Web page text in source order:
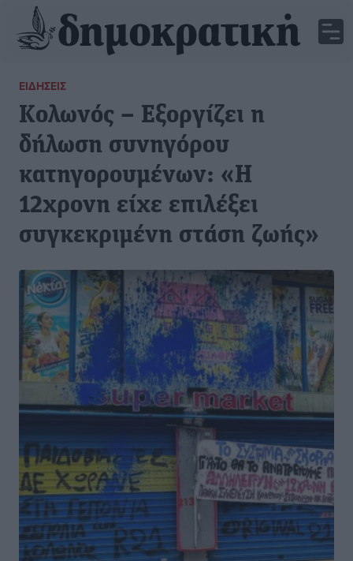
ΕΙΔΉΣΕΙΣ
Κολωνός – Εξοργίζει η
δήλωση συνηγόρου
κατηγορουμένων: «Η
12χρονη είχε επιλέξει
συγκεκριμένη στάση ζωής»